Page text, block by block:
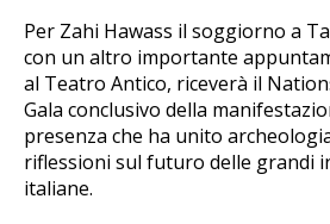
Per Zahi Hawass il soggiorno a
con un altro importante
al Teatro Antico, riceverà il
Gala conclusivo della
presenza che ha unito
riflessioni sul futuro delle grandi
italiane.